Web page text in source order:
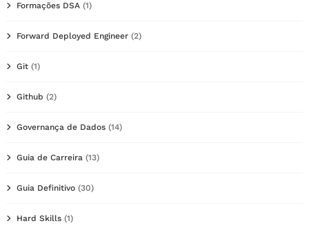
Formações DSA (1)
Forward Deployed Engineer (2)
Git (1)
Github (2)
Governança de Dados (14)
Guia de Carreira (13)
Guia Definitivo (30)
Hard Skills (1)